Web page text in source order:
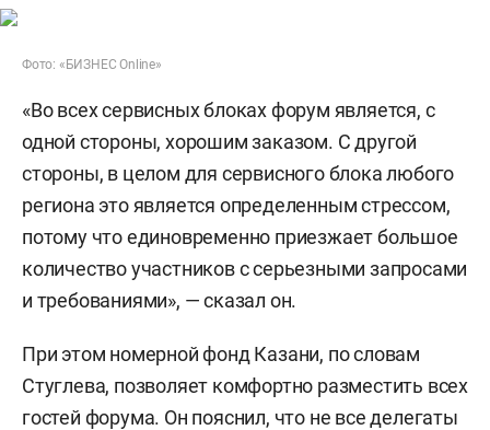
Фото: «БИЗНЕС Online»
«Во всех сервисных блоках форум является, с
одной стороны, хорошим заказом. С другой
стороны, в целом для сервисного блока любого
региона это является определенным стрессом,
потому что единовременно приезжает большое
количество участников с серьезными запросами
и требованиями», — сказал он.
При этом номерной фонд Казани, по словам
Стуглева, позволяет комфортно разместить всех
гостей форума. Он пояснил, что не все делегаты